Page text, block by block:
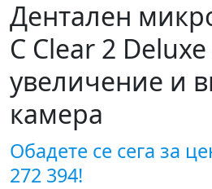
Дентален
C Clear 2
увеличение и
камера
Обадете се сега за
272 394!